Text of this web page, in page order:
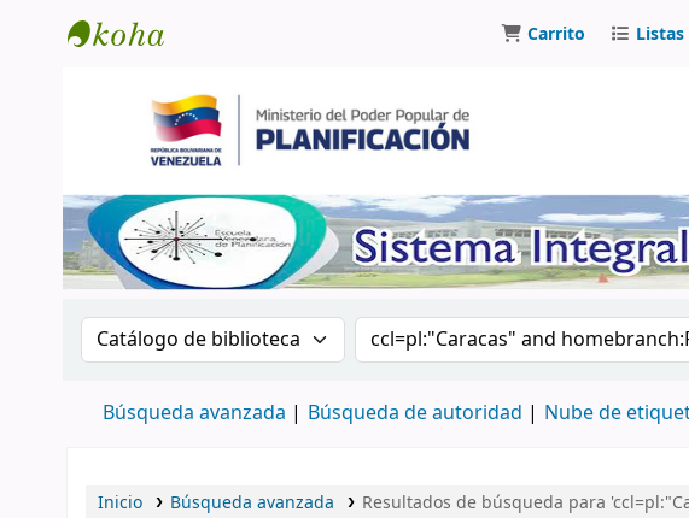
Carrito Listas
Buscar en el catálogo por:Buscar en el catálogo por
Búsqueda avanzada Búsqueda de autoridad Nube de
Inicio Búsqueda avanzada Resultados de búsqueda para